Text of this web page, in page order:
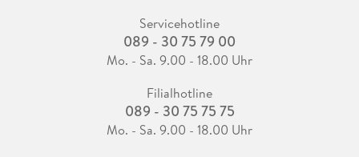
Servicehotline
089 - 30 75 79 00
Mo. - Sa. 9.00 - 18.00 Uhr
Filialhotline
089 - 30 75 75 75
Mo. - Sa. 9.00 - 18.00 Uhr